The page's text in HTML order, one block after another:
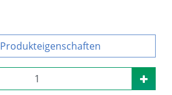
Produkteigenschaften